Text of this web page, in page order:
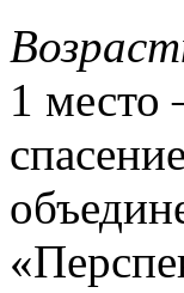
1 место